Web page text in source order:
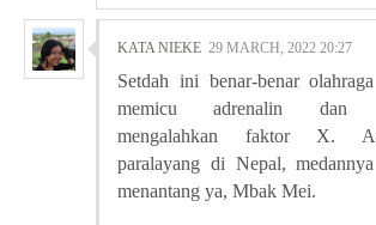
KATA NIEKE 29 MARCH, 2022 20:27
Setdah ini benar-benar
memicu adrenalin dan
mengalahkan faktor X.
paralayang di Nepal,
menantang ya, Mbak Mei.